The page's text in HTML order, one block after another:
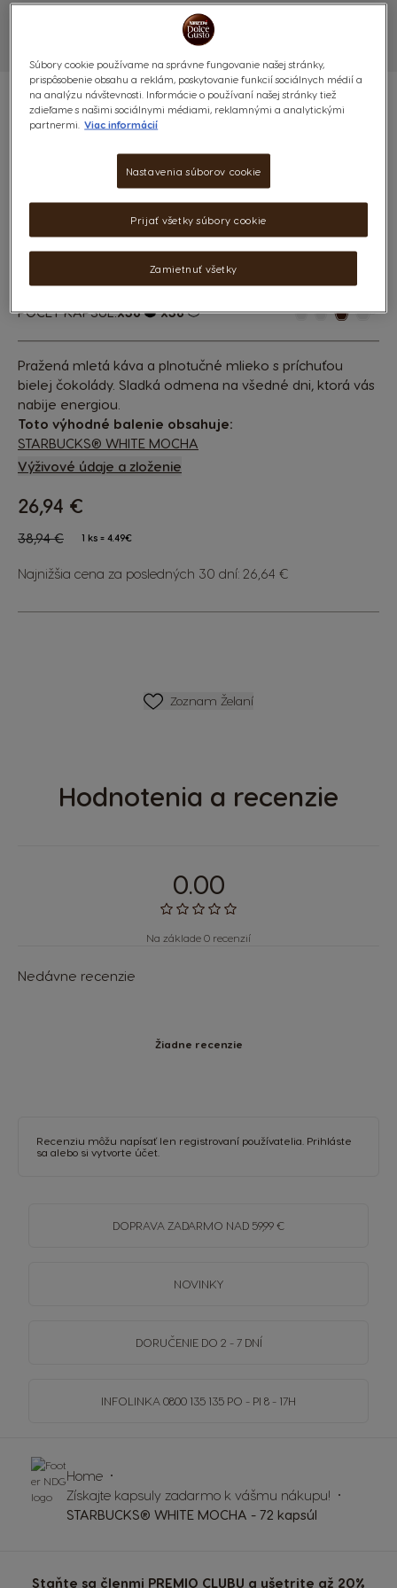
STARBUCKS® WHITE MOCHA
- 72 KAPSÚL
Bohatá & lahodná
POČET KAPSÚL:x36 x36
Pražená mletá káva a plnotučné mlieko s príchuťou
bielej čokolády. Sladká odmena na všedné dni, ktorá vás
nabije energiou.
Toto výhodné balenie obsahuje:
STARBUCKS® WHITE MOCHA
Výživové údaje a zloženie
The price depends on the chosen options
Regular Price
38,94 €
26,94 €
1 ks = 4.49€
Najnižšia cena za posledných 30 dní: 26,64 €
ZOZNAM PRIANÍ
Zoznam Želaní
Hodnotenia a recenzie
0.00
Na základe 0 recenzií
Nedávne recenzie
Žiadne recenzie
Recenziu môžu napísať len registrovaní používatelia. Prihláste
sa alebo si vytvorte účet
DOPRAVA ZADARMO NAD 59,99 €
NOVINKY
DORUČENIE DO 2 - 7 DNÍ
INFOLINKA 0800 135 135 PO - PI 8 - 17H
Staňte sa členmi PREMIO CLUBU a ušetrite až 20%
Home
Získajte kapsuly zadarmo k vášmu nákupu!
STARBUCKS® WHITE MOCHA - 72 kapsúl
Súbory cookie používame na správne fungovanie našej stránky,
prispôsobenie obsahu a reklám, poskytovanie funkcií sociálnych médií a
na analýzu návštevnosti. Informácie o používaní našej stránky tiež
zdieľame s našimi sociálnymi médiami, reklamnými a analytickými
partnermi.
Viac informácií
Nastavenia súborov cookie
Zamietnuť všetky
Prijať všetky súbory cookie